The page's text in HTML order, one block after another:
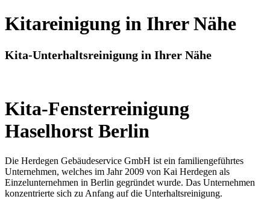
Kitareinigung in Ihrer Nähe
Kita-Unterhaltsreinigung in Ihrer Nähe
Kita-Fensterreinigung
Haselhorst Berlin
Die Herdegen Gebäudeservice GmbH ist ein familiengeführtes
Unternehmen, welches im Jahr 2009 von Kai Herdegen als
Einzelunternehmen in Berlin gegründet wurde. Das Unternehmen
konzentrierte sich zu Anfang auf die Unterhaltsreinigung.